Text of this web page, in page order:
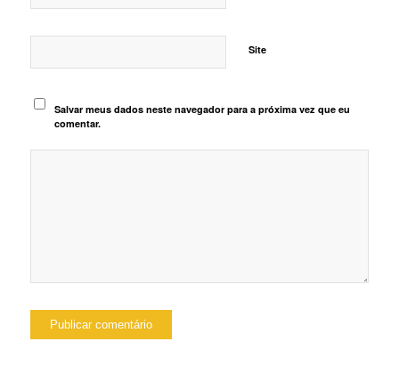
Site
Salvar meus dados neste navegador para a próxima vez que eu
comentar.